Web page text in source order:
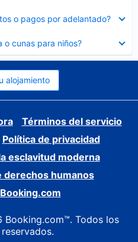
o pagos por adelantado?
o cunas para niños?
alojamiento
Términos del servicio
Política de privacidad
esclavitud moderna
derechos humanos
Todos los